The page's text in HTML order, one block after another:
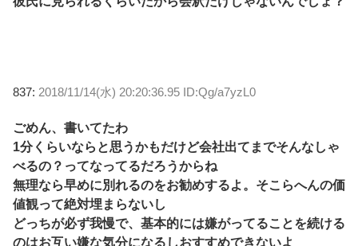
837: 2018/11/14(水) 20:20:36.95 ID:Qg/a7yzL0
ごめん、書いてたわ
1分くらいならと思うかもだけど会社出てまでそんなしゃ
べるの？ってなってるだろうからね
無理なら早めに別れるのをお勧めするよ。そこらへんの価
値観って絶対埋まらないし
どっちが必ず我慢で、基本的には嫌がってることを続ける
のはお互い嫌な気分になるしおすすめできないよ